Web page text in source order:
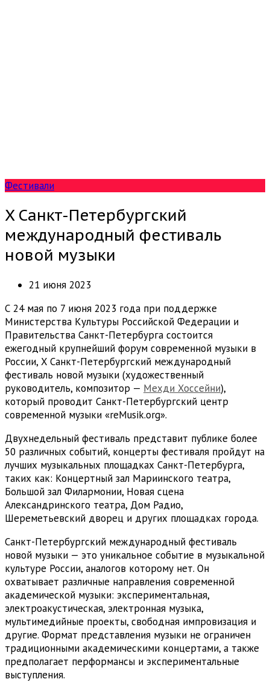
Фестивали
X Санкт-Петербургский
международный фестиваль
новой музыки
21 июня 2023
С 24 мая по 7 июня 2023 года при поддержке
Министерства Культуры Российской Федерации и
Правительства Санкт-Петербурга состоится
ежегодный крупнейший форум современной музыки в
России, X Санкт-Петербургский международный
фестиваль новой музыки (художественный
руководитель, композитор — Мехди Хоссейни),
который проводит Санкт-Петербургский центр
современной музыки «reMusik.org».
Двухнедельный фестиваль представит публике более
50 различных событий, концерты фестиваля пройдут на
лучших музыкальных площадках Санкт-Петербурга,
таких как: Концертный зал Мариинского театра,
Большой зал Филармонии, Новая сцена
Александринского театра, Дом Радио,
Шереметьевский дворец и других площадках города.
Санкт-Петербургский международный фестиваль
новой музыки — это уникальное событие в музыкальной
культуре России, аналогов которому нет. Он
охватывает различные направления современной
академической музыки: экспериментальная,
электроакустическая, электронная музыка,
мультимедийные проекты, свободная импровизация и
другие. Формат представления музыки не ограничен
традиционными академическими концертами, а также
предполагает перформансы и экспериментальные
выступления.